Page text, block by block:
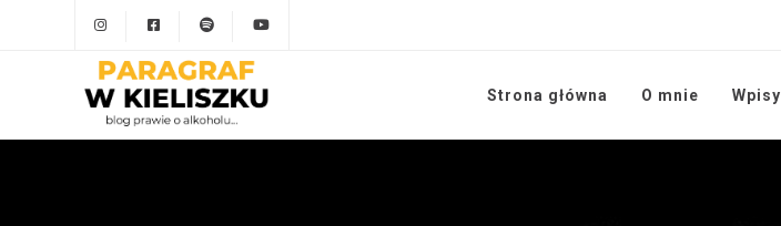
Strona główna O mnie Wpisy